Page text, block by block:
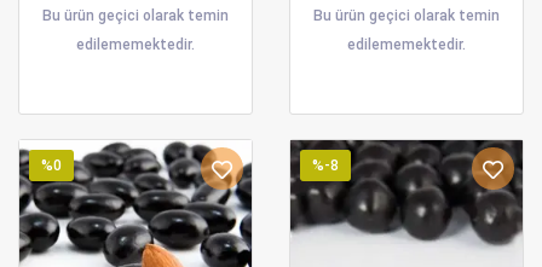
Bu ürün geçici olarak temin
edilememektedir.
Bu ürün geçici olarak temin
edilememektedir.
%0 %-8